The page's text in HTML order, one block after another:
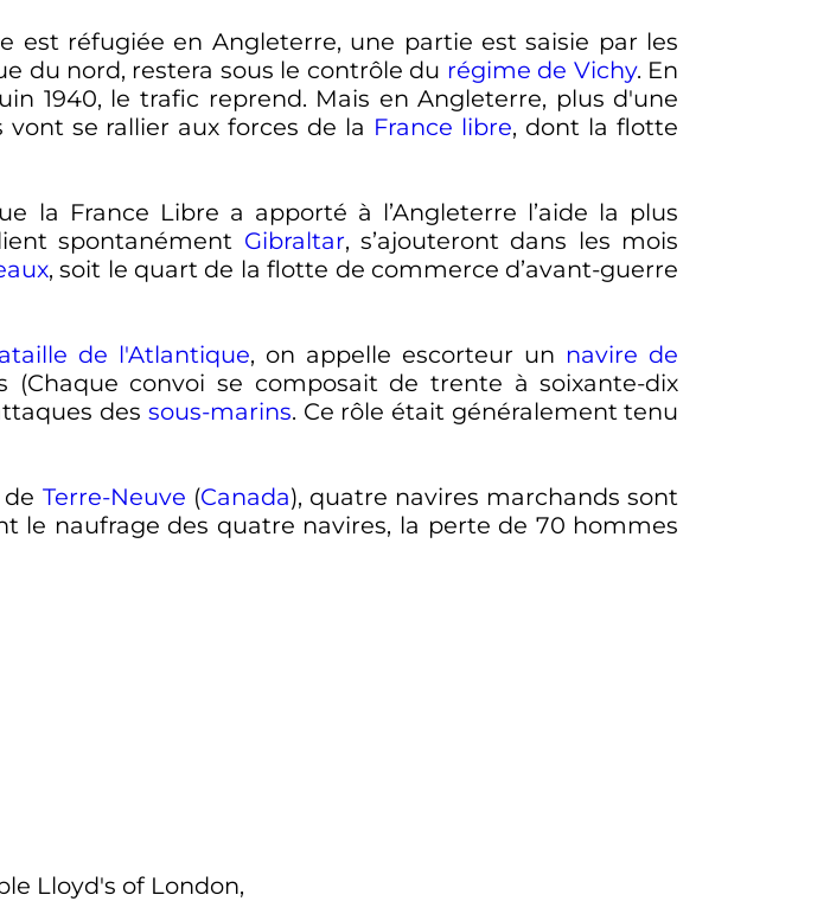
est réfugiée en Angleterre, une partie est saisie par les
du nord, restera sous le contrôle du régime de Vichy. En
1940, le trafic reprend. Mais en Angleterre, plus d'une
se rallier aux forces de la France libre, dont la flotte
la France Libre a apporté à l’Angleterre l’aide la plus
spontanément Gibraltar, s’ajouteront dans les mois
, soit le quart de la flotte de commerce d’avant-guerre
de l'Atlantique, on appelle escorteur un navire de
convoi se composait de trente à soixante-dix
des sous-marins. Ce rôle était généralement tenu
Terre-Neuve (Canada), quatre navires marchands sont
le naufrage des quatre navires, la perte de 70 hommes
Lloyd's of London,